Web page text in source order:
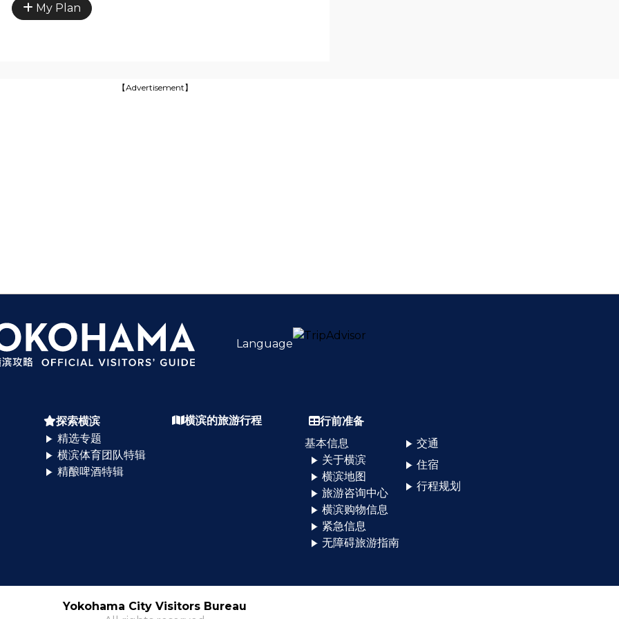
My Plan
【Advertisement】
Language
探索横滨
精选专题
横滨体育团队特辑
精酿啤酒特辑
横滨的旅游行程
行前准备
基本信息
关于横滨
横滨地图
旅游咨询中心
横滨购物信息
紧急信息
无障碍旅游指南
交通
住宿
行程规划
Yokohama City Visitors Bureau